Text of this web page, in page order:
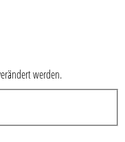
werden.